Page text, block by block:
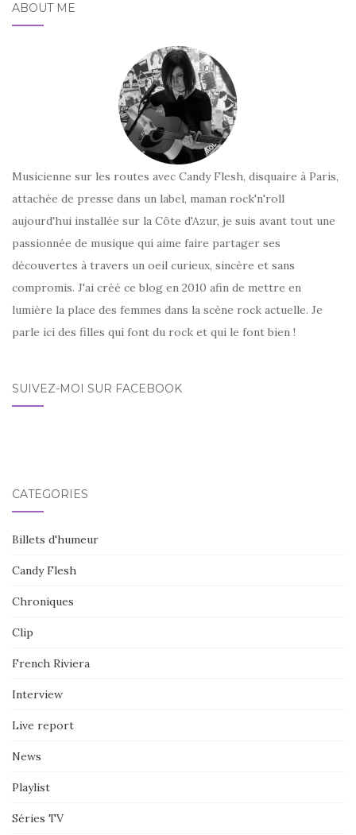
ABOUT ME
Musicienne sur les routes avec Candy Flesh, disquaire à Paris,
attachée de presse dans un label, maman rock'n'roll
aujourd'hui installée sur la Côte d'Azur, je suis avant tout une
passionnée de musique qui aime faire partager ses
découvertes à travers un oeil curieux, sincère et sans
compromis. J'ai créé ce blog en 2010 afin de mettre en
lumière la place des femmes dans la scène rock actuelle. Je
parle ici des filles qui font du rock et qui le font bien !
SUIVEZ-MOI SUR FACEBOOK
CATÉGORIES
Billets d'humeur
Candy Flesh
Chroniques
Clip
French Riviera
Interview
Live report
News
Playlist
Séries TV